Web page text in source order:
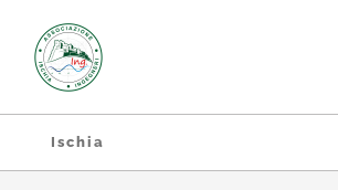
Ischia